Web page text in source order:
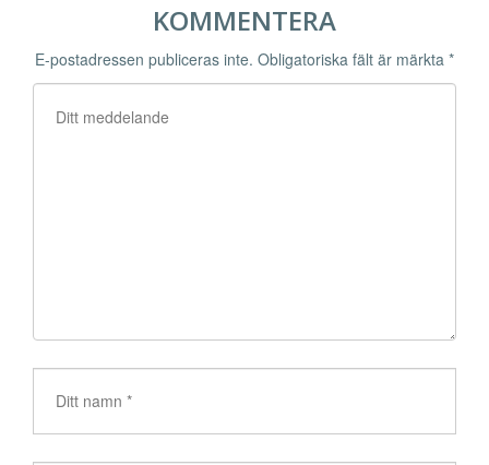
KOMMENTERA
E-postadressen publiceras inte. Obligatoriska fält är märkta *